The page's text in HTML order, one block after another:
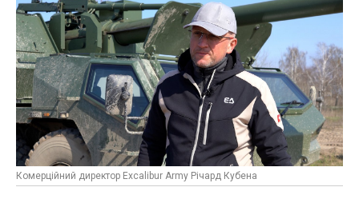
Комерційний директор Excalibur Army Річард Кубена